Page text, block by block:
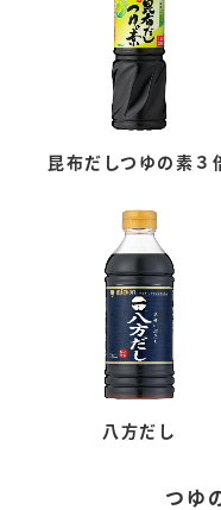
昆布だしつゆの素３
八方だし
つゆ